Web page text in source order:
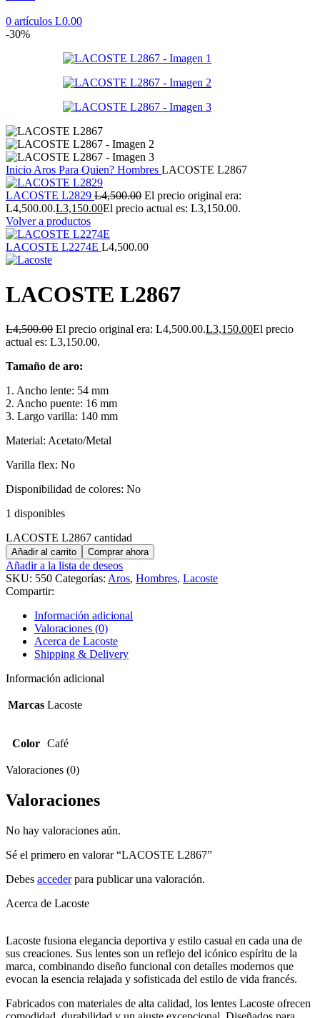
0 artículos L0.00
-30%
Inicio Aros Para Quien? Hombres LACOSTE L2867
LACOSTE L2829 L4,500.00 El precio original era:
L4,500.00.L3,150.00El precio actual es: L3,150.00.
Volver a productos
LACOSTE L2274E L4,500.00
LACOSTE L2867
L4,500.00 El precio original era: L4,500.00.L3,150.00El precio
actual es: L3,150.00.
Tamaño de aro:
1. Ancho lente: 54 mm
2. Ancho puente: 16 mm
3. Largo varilla: 140 mm
Material: Acetato/Metal
Varilla flex: No
Disponibilidad de colores: No
1 disponibles
LACOSTE L2867 cantidad
Añadir al carrito Comprar ahora
Añadir a la lista de deseos
SKU: 550 Categorías: Aros, Hombres, Lacoste
Compartir:
Información adicional
Valoraciones (0)
Acerca de Lacoste
Shipping & Delivery
Información adicional
Marcas Lacoste
Color Café
Valoraciones (0)
Valoraciones
No hay valoraciones aún.
Sé el primero en valorar “LACOSTE L2867”
Debes accederpara publicar una valoración.
Acerca de Lacoste
Lacoste fusiona elegancia deportiva y estilo casual en cada una de
sus creaciones. Sus lentes son un reflejo del icónico espíritu de la
marca, combinando diseño funcional con detalles modernos que
evocan la esencia relajada y sofisticada del estilo de vida francés.
Fabricados con materiales de alta calidad, los lentes Lacoste ofrecen